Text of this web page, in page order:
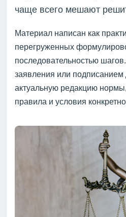
чаще всего мешают
Материал написан как
перегруженных
последовательностью
заявления или подписанием
актуальную редакцию
правила и условия